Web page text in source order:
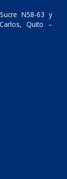
N58-63 y
Quito –